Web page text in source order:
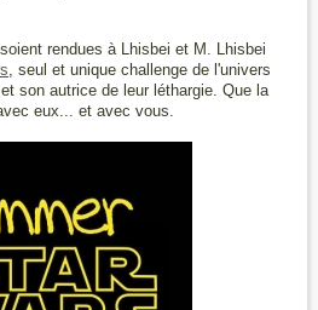
rendues à Lhisbei et M. Lhisbei
, seul et unique challenge de l'univers
son autrice de leur léthargie. Que la
eux... et avec vous.